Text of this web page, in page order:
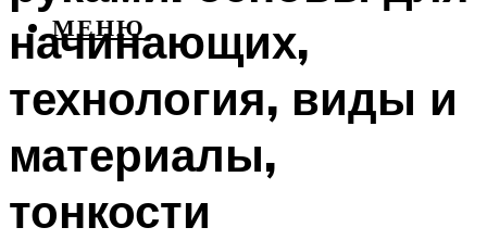
МЕНЮ
начинающих,
технология, виды и
материалы,
тонкости